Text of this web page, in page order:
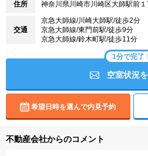
住所 神奈川県川崎市川崎区大師駅前１
交通
京急大師線/川崎大師駅/徒歩2分
京急大師線/東門前駅/徒歩9分
京急大師線/鈴木町駅/徒歩11分
1分で完了！
空室状況
希望日時を選んで内見予約
不動産会社からのコメント